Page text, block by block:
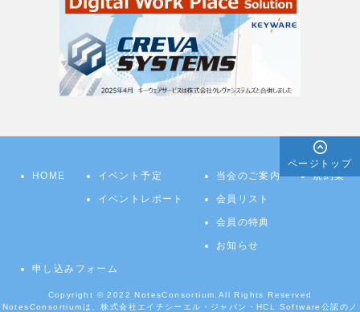
HOME イベント予定
イベントレポート
当会のご案内
会員リスト
会員の特典
お知らせ
規約集
申し込みフォーム
ページトップ
Copyright © 2022NotesConsortium. All Rights Reserved
NotesConsortiumは、株式会社エイチシーエル・ジャパン・HCL Software公認のノ